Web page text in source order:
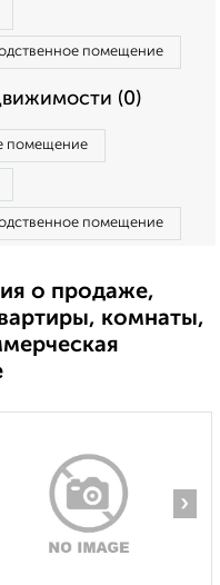
помещение
(0)
помещение
помещение
о продаже,
комнаты,
›